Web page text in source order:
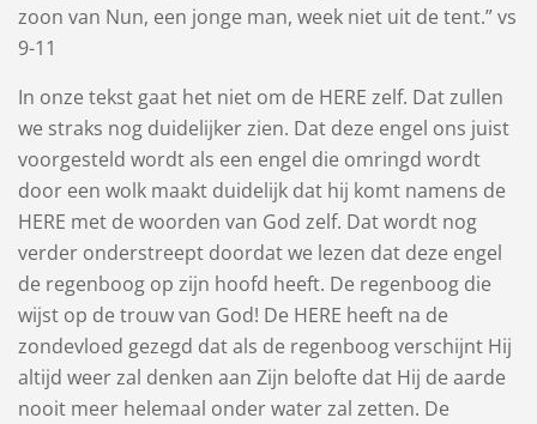
zoon van Nun, een jonge man, week niet uit de ​tent.” vs
9-11
In onze tekst gaat het niet om de HERE zelf. Dat zullen
we straks nog duidelijker zien. Dat deze engel ons juist
voorgesteld wordt als een engel die omringd wordt
door een wolk maakt duidelijk dat hij komt namens de
HERE met de woorden van God zelf. Dat wordt nog
verder onderstreept doordat we lezen dat deze engel
de regenboog op zijn hoofd heeft. De regenboog die
wijst op de trouw van God! De HERE heeft na de
zondevloed gezegd dat als de regenboog verschijnt Hij
altijd weer zal denken aan Zijn belofte dat Hij de aarde
nooit meer helemaal onder water zal zetten. De